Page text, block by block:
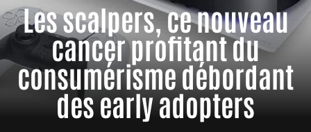
Les scalpers, ce nouveau
cancer profitant du
consumérisme débordant
des early adopters